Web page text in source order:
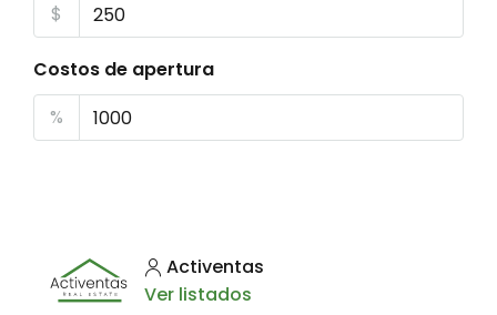
$
Costos de apertura
%
Activentas
Ver listados